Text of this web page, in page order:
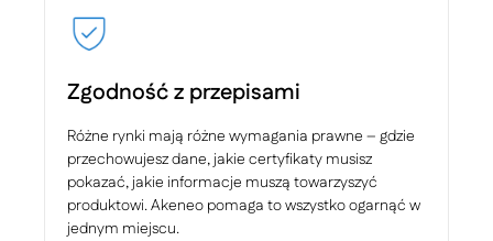
Zgodność z przepisami
Różne rynki mają różne wymagania prawne – gdzie
przechowujesz dane, jakie certyfikaty musisz
pokazać, jakie informacje muszą towarzyszyć
produktowi. Akeneo pomaga to wszystko ogarnąć w
jednym miejscu.